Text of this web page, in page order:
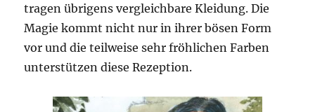
tragen übrigens vergleichbare Kleidung. Die
Magie kommt nicht nur in ihrer bösen Form
vor und die teilweise sehr fröhlichen Farben
unterstützen diese Rezeption.